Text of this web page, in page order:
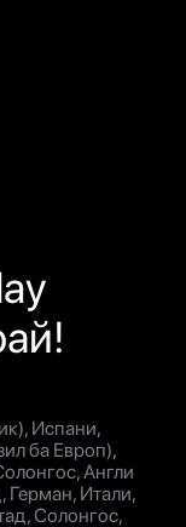
Испани,
ба Европ),
Англи
Итали,
Солонгос,